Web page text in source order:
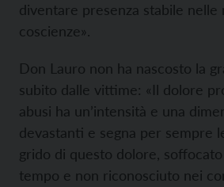
diventare presenza stabile nelle
coscienze».
Don Lauro non ha nascosto la
subito dalle vittime: «Il dolore
abusi ha un’intensità e una
devastanti e segna per sempre
grido di questo dolore,
tempo e non riconosciuto nei